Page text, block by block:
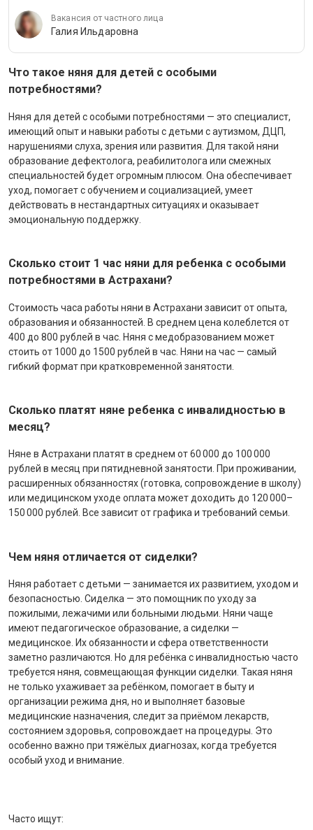
Вакансия от частного лица
Галия Ильдаровна
Что такое няня для детей с особыми
потребностями?
Няня для детей с особыми потребностями — это специалист,
имеющий опыт и навыки работы с детьми с аутизмом, ДЦП,
нарушениями слуха, зрения или развития. Для такой няни
образование дефектолога, реабилитолога или смежных
специальностей будет огромным плюсом. Она обеспечивает
уход, помогает с обучением и социализацией, умеет
действовать в нестандартных ситуациях и оказывает
эмоциональную поддержку.
Сколько стоит 1 час няни для ребенка с особыми
потребностями в Астрахани?
Стоимость часа работы няни в Астрахани зависит от опыта,
образования и обязанностей. В среднем цена колеблется от
400 до 800 рублей в час. Няня с медобразованием может
стоить от 1000 до 1500 рублей в час. Няни на час — самый
гибкий формат при кратковременной занятости.
Сколько платят няне ребенка с инвалидностью в
месяц?
Няне в Астрахани платят в среднем от 60 000 до 100 000
рублей в месяц при пятидневной занятости. При проживании,
расширенных обязанностях (готовка, сопровождение в школу)
или медицинском уходе оплата может доходить до 120 000–
150 000 рублей. Все зависит от графика и требований семьи.
Чем няня отличается от сиделки?
Няня работает с детьми — занимается их развитием, уходом и
безопасностью. Сиделка — это помощник по уходу за
пожилыми, лежачими или больными людьми. Няни чаще
имеют педагогическое образование, а сиделки —
медицинское. Их обязанности и сфера ответственности
заметно различаются. Но для ребёнка с инвалидностью часто
требуется няня, совмещающая функции сиделки. Такая няня
не только ухаживает за ребёнком, помогает в быту и
организации режима дня, но и выполняет базовые
медицинские назначения, следит за приёмом лекарств,
состоянием здоровья, сопровождает на процедуры. Это
особенно важно при тяжёлых диагнозах, когда требуется
особый уход и внимание.
Часто ищут: